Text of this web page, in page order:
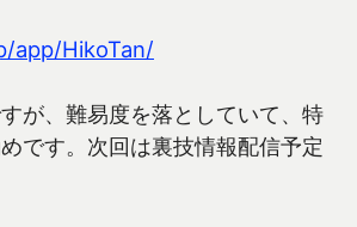
app/HikoTan/
が、難易度を落としていて、特
です。次回は裏技情報配信予定